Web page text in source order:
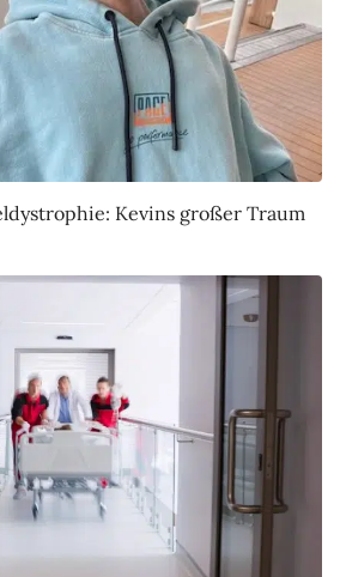
Kevins großer Traum